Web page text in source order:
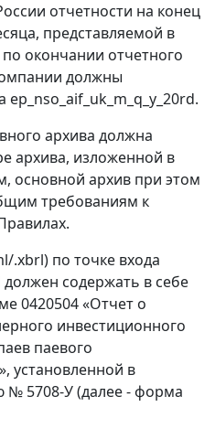
отчетности на конец
представляемой в
окончании отчетного
должны
ep_nso_aif_uk_m_q_y_20rd.
архива должна
архива, изложенной в
основной архив при этом
требованиям к
.xbrl) по точке входа
должен содержать в себе
0420504 «Отчет о
инвестиционного
паевого
установленной в
№ 5708-У (далее - форма